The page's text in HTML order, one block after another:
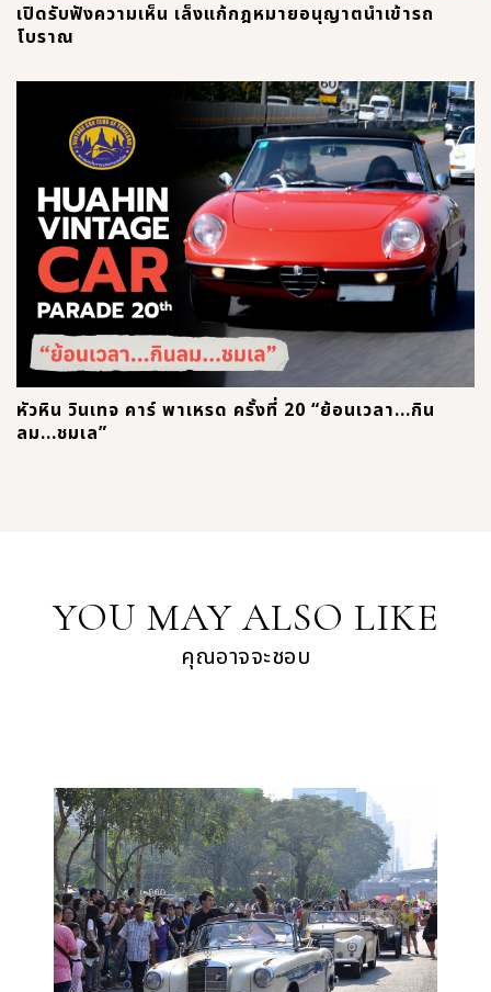
เปิดรับฟังความเห็น เล็งแก้กฎหมายอนุญาตนำเข้ารถ
โบราณ
หัวหิน วินเทจ คาร์ พาเหรด ครั้งที่ 20 “ย้อนเวลา...กิน
ลม...ชมเล”
YOU MAY ALSO LIKE
คุณอาจจะชอบ